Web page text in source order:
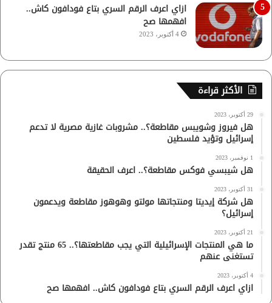
ازاي اعرف الرقم السري بتاع فودافون كاش..
افهمها صح
4 أكتوبر، 2023
الأكثر قراءة
29 أكتوبر، 2023
هل فيروز وشويبس مقاطعة؟.. مشروبات غازية مصرية لا تدعم
إسرائيل وتؤيد فلسطين
1 نوفمبر، 2023
هل شيبسي فوكس مقاطعة؟.. اعرف الحقيقة
31 أكتوبر، 2023
هل شركة إيديتا ومنتجاتها مولتو وهوهوز مقاطعة ويدعمون
إسرائيل؟
21 أكتوبر، 2023
ما هي المنتجات الإسرائيلية التي يجب مقاطعتها؟.. 65 منتج تقدر
تستغنى عنهم
4 أكتوبر، 2023
ازاي اعرف الرقم السري بتاع فودافون كاش.. افهمها صح